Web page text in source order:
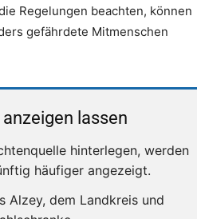
Regelungen beachten, können
gefährdete Mitmenschen
lassen
hinterlegen, werden
häufiger angezeigt.
Alzey, dem Landkreis und